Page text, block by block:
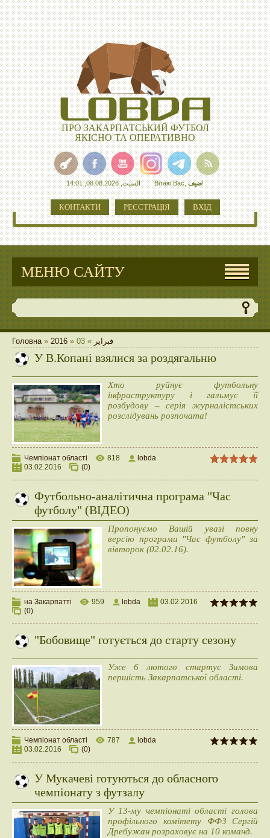
ПРО ЗАКАРПАТСЬКИЙ ФУТБОЛ
ЯКІСНО ТА ОПЕРАТИВНО
السبت, 08.08.2026, 14:01 Вітаю Вас,ضيف!
КОНТАКТИ РЕЄСТРАЦІЯ ВХІД
МЕНЮ САЙТУ
Головна» 2016 » فبراير »
03
У В.Копані взялися за роздягальню
Хто руйнує футбольну
інфраструктуру і гальмує її
розбудову – серія журналістських
розслідувань розпочата!
Чемпіонат області 818
lobda
03.02.2016
(0)
Футбольно-аналітична програма "Час
футболу" (ВІДЕО)
Пропонуємо Вашій увазі повну
версію програми "Час футболу" за
вівторок (02.02.16).
на Закарпатті 959 lobda
03.02.2016
(0)
"Бобовище" готується до старту сезону
Уже 6 лютого стартує Зимова
першість Закарпатської області.
Чемпіонат області 787
lobda
03.02.2016
(0)
У Мукачеві готуються до обласного
чемпіонату з футзалу
У 13-му чемпіонаті області голова
профільного комітету ФФЗ Сергій
Дребужан розраховує на 10 команд.